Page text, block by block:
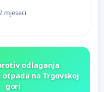
mjeseci
odlaganja
na Trgovskoj
gori